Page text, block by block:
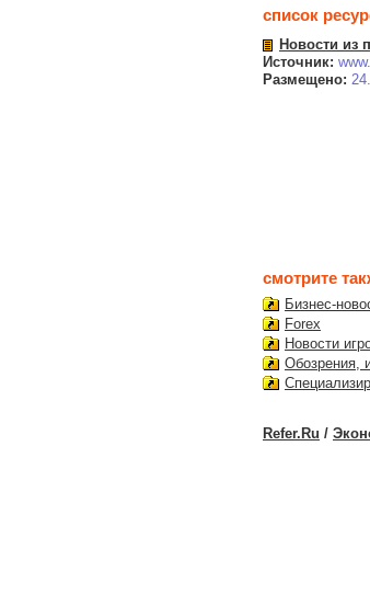
список
Новости из
Источник:
Размещено:
смотрите
Бизнес-
Forex
Новости
Обозрения,
Refer.Ru /